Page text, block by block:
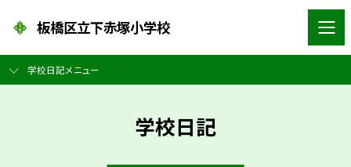
板橋区立下赤塚小学校
学校日記メニュー
学校日記